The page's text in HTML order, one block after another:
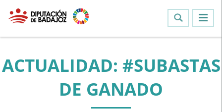
ACTUALIDAD: #SUBASTAS
DE GANADO